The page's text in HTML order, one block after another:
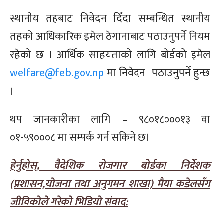
स्थानीय तहबाट निवेदन दिँदा सम्बन्धित स्थानीय
तहको आधिकारिक इमेल ठेगानाबाट पठाउनुपर्ने नियम
रहेको छ । आर्थिक साहयताको लागि बोर्डको इमेल
welfare@feb.gov.npमा निवेदन पठाउनुपर्ने हुन्छ
।
थप जानकारीका लागि – ९८०१८०००१३ वा
०१-५९०००८ मा सम्पर्क गर्न सकिने छ।
हेर्नुहोस्, वैदेशिक रोजगार बोर्डका निर्देशक
(प्रशासन,योजना तथा अनुगमन शाखा) मैया कडेलसँग
जीविकोले गरेको भिडियो संवाद: